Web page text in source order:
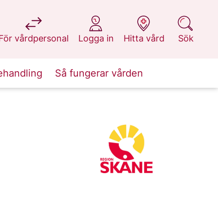
vårdpersonal
på 1177.se
Logga in
på 1177.se
Hitta vård
på 1177.se
Sök
på 1177.se
Så fungerar vården